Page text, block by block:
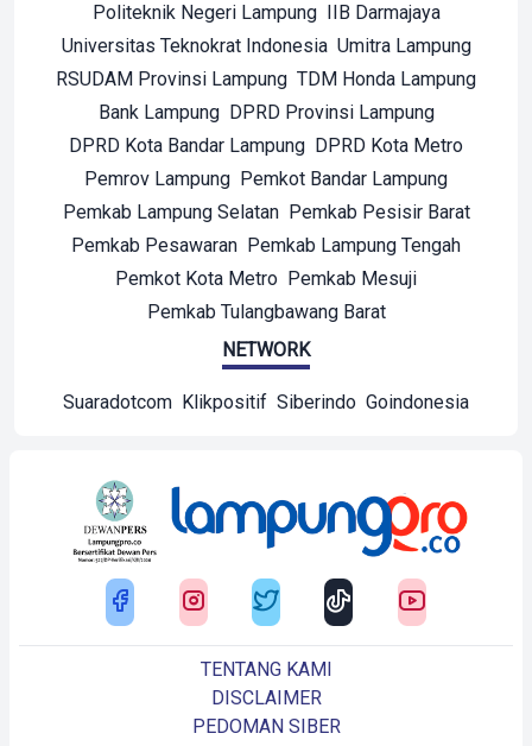
Politeknik Negeri Lampung IIB Darmajaya
Universitas Teknokrat Indonesia Umitra Lampung
RSUDAM Provinsi Lampung TDM Honda Lampung
Bank Lampung DPRD Provinsi Lampung
DPRD Kota Bandar Lampung DPRD Kota Metro
Pemrov Lampung Pemkot Bandar Lampung
Pemkab Lampung Selatan Pemkab Pesisir Barat
Pemkab Pesawaran Pemkab Lampung Tengah
Pemkot Kota Metro Pemkab Mesuji
Pemkab Tulangbawang Barat
NETWORK
Suaradotcom Klikpositif Siberindo Goindonesia
TENTANG KAMI
DISCLAIMER
PEDOMAN SIBER